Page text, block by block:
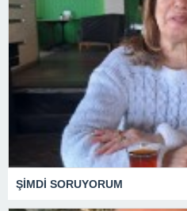
ŞİMDİ SORUYORUM